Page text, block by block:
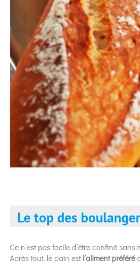
Le top des
Ce n’est pas facile d’être confiné sans
Après tout, le pain estl’aliment préféré